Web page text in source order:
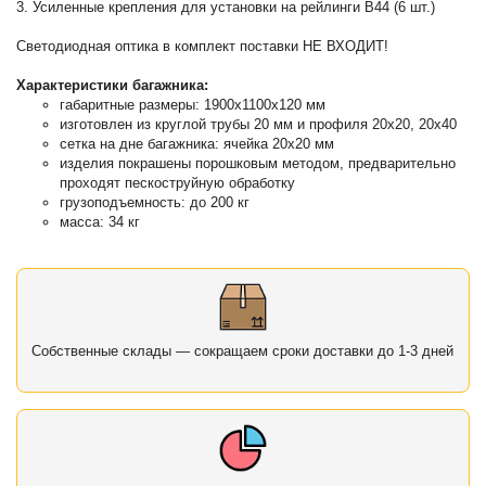
3. Усиленные крепления для установки на рейлинги B44 (6 шт.)
Светодиодная оптика в комплект поставки НЕ ВХОДИТ!
Характеристики багажника:
габаритные размеры: 1900х1100х120 мм
изготовлен из круглой трубы 20 мм и профиля 20х20, 20х40
сетка на дне багажника: ячейка 20х20 мм
изделия покрашены порошковым методом, предварительно
проходят пескоструйную обработку
грузоподъемность: до 200 кг
масса: 34 кг
Собственные склады — сокращаем сроки доставки до 1-3 дней